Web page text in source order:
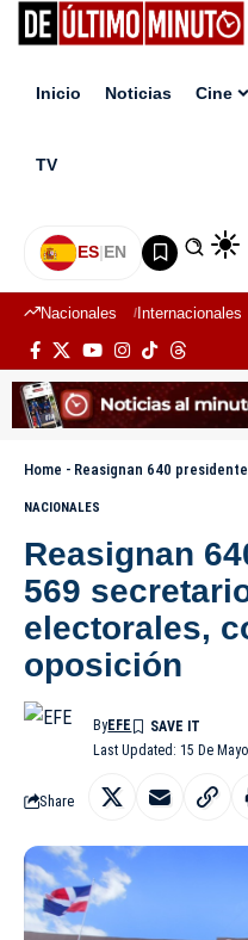
Inicio Noticias Cine
TV
ES|EN
Nacionales Internacionales
Home - Reasignan 640 presidentes y 569
NACIONALES
Reasignan
569
electorales,
oposición
Last Updated: 15 De
ByEFE
Share